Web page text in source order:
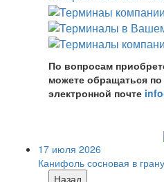
По вопросам
можете обращаться
электронной почте
17 июля 2026
Канифоль сосновая в
Назад